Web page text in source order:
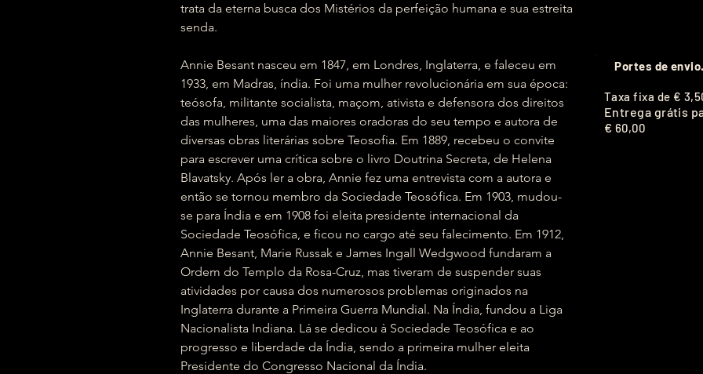
trata da eterna busca dos Mistérios da perfeição humana e sua estreita
senda.
Annie Besant nasceu em 1847, em Londres, Inglaterra, e faleceu em
1933, em Madras, índia. Foi uma mulher revolucionária em sua época:
teósofa, militante socialista, maçom, ativista e defensora dos direitos
das mulheres, uma das maiores oradoras do seu tempo e autora de
diversas obras literárias sobre Teosofia. Em 1889, recebeu o convite
para escrever uma crítica sobre o livro Doutrina Secreta, de Helena
Blavatsky. Após ler a obra, Annie fez uma entrevista com a autora e
então se tornou membro da Sociedade Teosófica. Em 1903, mudou-
se para Índia e em 1908 foi eleita presidente internacional da
Sociedade Teosófica, e ficou no cargo até seu falecimento. Em 1912,
Annie Besant, Marie Russak e James Ingall Wedgwood fundaram a
Ordem do Templo da Rosa-Cruz, mas tiveram de suspender suas
atividades por causa dos numerosos problemas originados na
Inglaterra durante a Primeira Guerra Mundial. Na Índia, fundou a Liga
Nacionalista Indiana. Lá se dedicou à Sociedade Teosófica e ao
progresso e liberdade da Índia, sendo a primeira mulher eleita
Presidente do Congresso Nacional da Índia.
Portes de envio.
Taxa fixa de €
Entrega grátis
€ 60,00